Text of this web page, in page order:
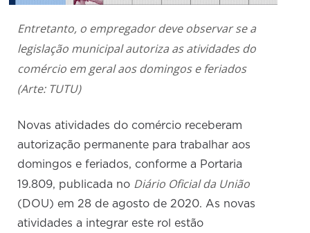
Entretanto, o empregador deve observar se a
legislação municipal autoriza as atividades do
comércio em geral aos domingos e feriados
(Arte: TUTU)
Novas atividades do comércio receberam
autorização permanente para trabalhar aos
domingos e feriados, conforme a Portaria
19.809, publicada no Diário Oficial da União
(DOU) em 28 de agosto de 2020. As novas
atividades a integrar este rol estão